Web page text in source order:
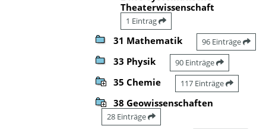
Theaterwissenschaft
1 Eintrag
31 Mathematik 96 Einträge
33 Physik 90 Einträge
35 Chemie 117 Einträge
38 Geowissenschaften
28 Einträge